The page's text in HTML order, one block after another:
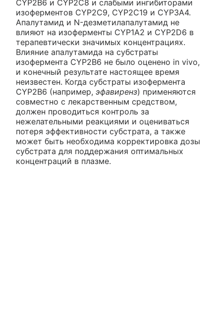
CYP2B6 и CYP2C8 и слабыми ингибиторами
изоферментов CYP2C9, CYP2C19 и CYP3A4.
Апалутамид и N-дезметилапалутамид не
влияют на изоферменты CYP1A2 и CYP2D6 в
терапевтически значимых концентрациях.
Влияние апалутамида на субстраты
изофермента CYP2B6 не было оценено in vivo,
и конечный результате настоящее время
неизвестен. Когда субстраты изофермента
CYP2B6 (например, эфавиренз) применяются
совместно с лекарственным средством,
должен проводиться контроль за
нежелательными реакциями и оцениваться
потеря эффективности субстрата, а также
может быть необходима корректировка дозы
субстрата для поддержания оптимальных
концентраций в плазме.